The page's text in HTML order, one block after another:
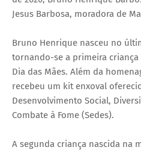
Jesus Barbosa, moradora de
Bruno Henrique nasceu no
tornando-se a primeira
Dia das Mães. Além da
recebeu um kit enxoval
Desenvolvimento Social,
Combate à Fome (Sedes).
A segunda criança nascida na